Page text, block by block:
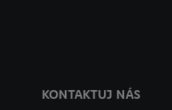
KONTAKTUJ NÁS